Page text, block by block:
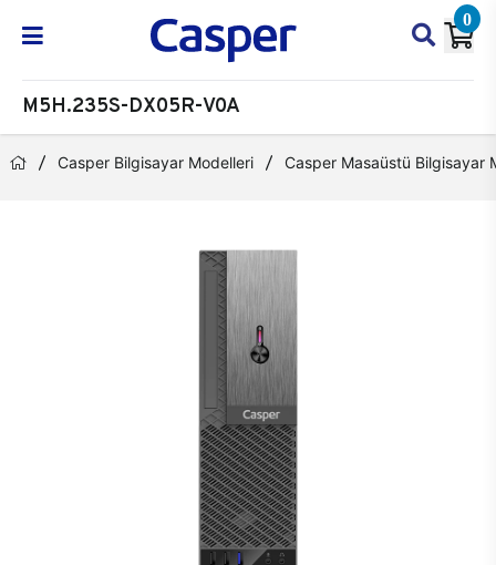
0
M5H.235S-DX05R-V0A
Casper Bilgisayar Modelleri Casper Masaüstü Bilgisayar